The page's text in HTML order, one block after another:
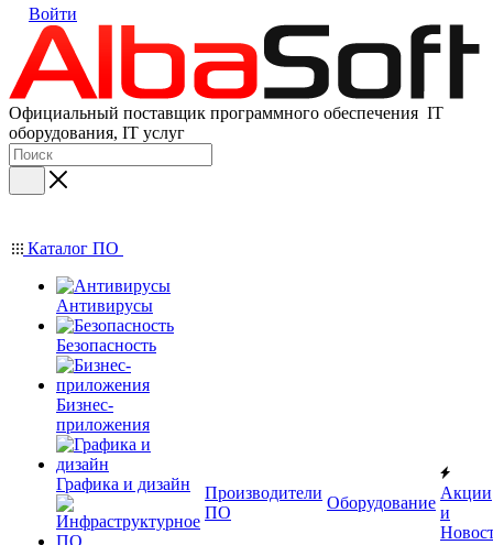
Войти
Официальный поставщик программного обеспечения IT
оборудования, IT услуг
Каталог ПО
Антивирусы
Безопасность
Бизнес-
приложения
Графика и дизайн
Производители
ПО
Оборудование
Акции
и